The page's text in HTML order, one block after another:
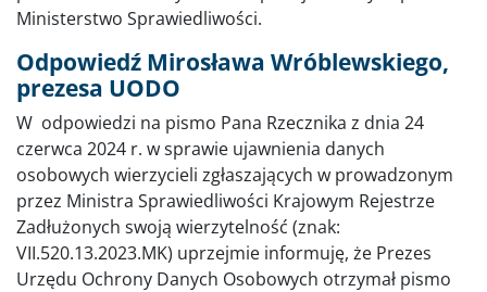
Ministerstwo Sprawiedliwości.
Odpowiedź Mirosława Wróblewskiego,
prezesa UODO
W odpowiedzi na pismo Pana Rzecznika z dnia 24
czerwca 2024 r. w sprawie ujawnienia danych
osobowych wierzycieli zgłaszających w prowadzonym
przez Ministra Sprawiedliwości Krajowym Rejestrze
Zadłużonych swoją wierzytelność (znak:
VII.520.13.2023.MK) uprzejmie informuję, że Prezes
Urzędu Ochrony Danych Osobowych otrzymał pismo